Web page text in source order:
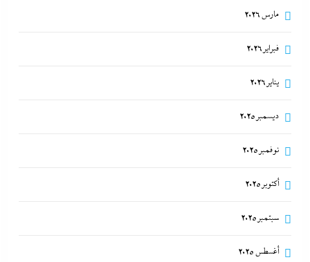
مارس 2026
فبراير 2026
يناير 2026
ديسمبر 2025
نوفمبر 2025
أكتوبر 2025
سبتمبر 2025
أغسطس 2025